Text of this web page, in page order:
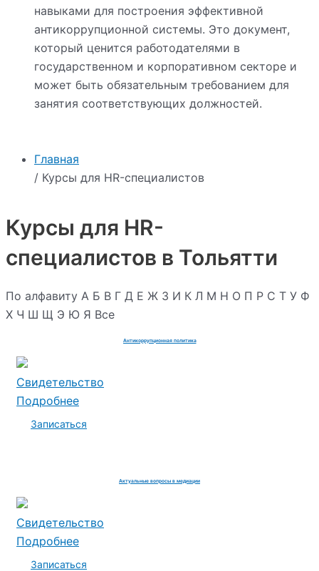
Главная
/ Курсы для HR-специалистов
Курсы для HR-
специалистов в Тольятти
По алфавиту А Б В Г Д Е Ж З И К Л М Н О П Р С Т У Ф
Х Ч Ш Щ Э Ю Я Все
Антикоррупционная политика
Свидетельство
Подробнее
Записаться
Актуальные вопросы в медиации
Свидетельство
Подробнее
Записаться
навыками для построения эффективной
антикоррупционной системы. Это документ,
который ценится работодателями в
государственном и корпоративном секторе и
может быть обязательным требованием для
занятия соответствующих должностей.